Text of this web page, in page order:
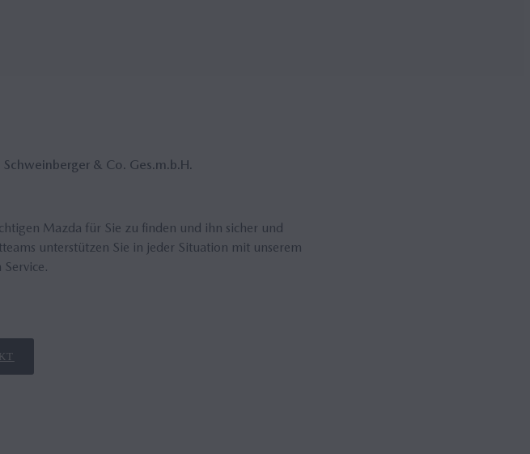
& Co. Ges.m.b.H.
Mazda für Sie zu finden und ihn sicher und
unterstützen Sie in jeder Situation mit unserem